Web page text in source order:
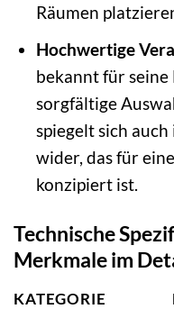
Räumen
Hochwertige
bekannt für
sorgfältige
spiegelt sich
wider, das für
konzipiert ist.
Technische
Merkmale im
KATEGORIE